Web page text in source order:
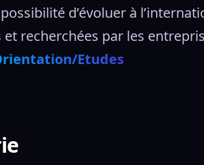
d’évoluer à
recherchées par les
Etudes